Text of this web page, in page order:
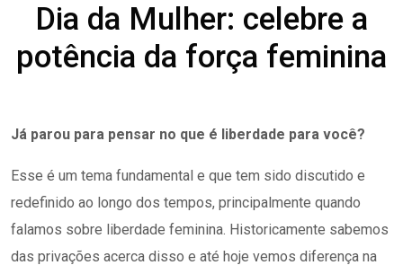
Dia da Mulher: celebre a
potência da força feminina
Já parou para pensar no que é liberdade para você?
Esse é um tema fundamental e que tem sido discutido e
redefinido ao longo dos tempos, principalmente quando
falamos sobre liberdade feminina. Historicamente sabemos
das privações acerca disso e até hoje vemos diferença na